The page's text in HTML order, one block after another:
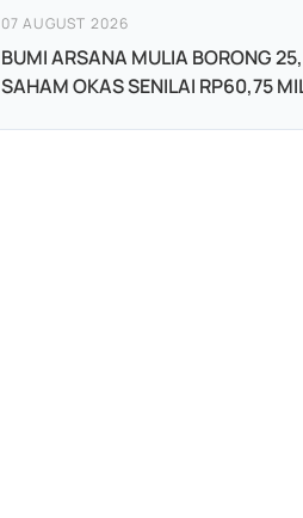
07 AUGUST 2026
BUMI ARSANA MULIA BORONG
SAHAM OKAS SENILAI RP60,75